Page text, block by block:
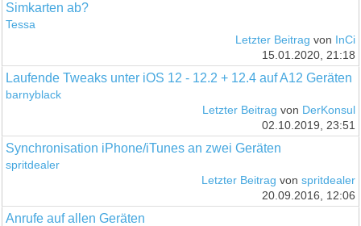
Simkarten ab?
Tessa
Letzter Beitrag von InCi
15.01.2020, 21:18
Laufende Tweaks unter iOS 12 - 12.2 + 12.4 auf A12 Geräten
barnyblack
Letzter Beitrag von DerKonsul
02.10.2019, 23:51
Synchronisation iPhone/iTunes an zwei Geräten
spritdealer
Letzter Beitrag von spritdealer
20.09.2016, 12:06
Anrufe auf allen Geräten